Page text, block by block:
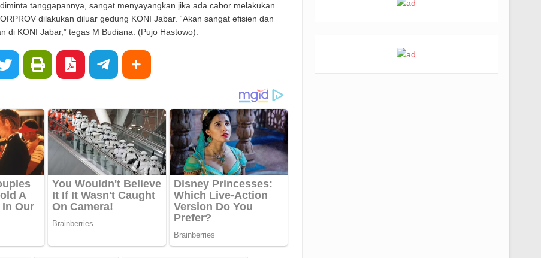
tanggapannya, sangat menyayangkan jika ada cabor melakukan
dilakukan diluar gedung KONI Jabar. “Akan sangat efisien dan
di KONI Jabar,” tegas M Budiana. (Pujo Hastowo).